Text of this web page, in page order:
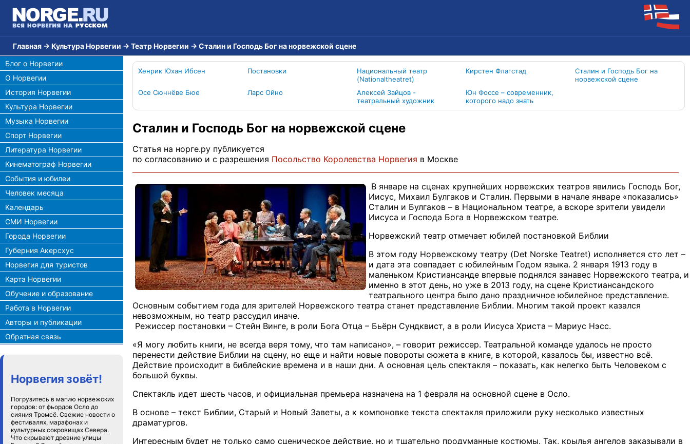
Главная → Культура Норвегии → Театр Норвегии → Сталин и Господь Бог на норвежской сцене
Блог о Норвегии
О Норвегии
История Норвегии
Культура Норвегии
Музыка Норвегии
Спорт Норвегии
Литература Норвегии
Кинематограф Норвегии
События и юбилеи
Человек месяца
Календарь
СМИ Норвегии
Города Норвегии
Губерния Акерсхус
Норвегия для туристов
Карта Норвегии
Обучение и образование
Работа в Норвегии
Авторы и публикации
Обратная связь
Норвегия зовёт!
Погрузитесь в магию норвежских
городов: от фьордов Осло до
сияния Тромсё. Свежие новости о
фестивалях, марафонах и
культурных сокровищах Севера.
Что скрывают древние улицы
Хенрик Юхан Ибсен Постановки
Национальный театр
(Nationaltheatret)
Кирстен Флагстад
Сталин и Господь Бог на
норвежской сцене
Осе Сюннёве Бюе
Ларс Ойно
Алексей Зайцов -
театральный художник
Юн Фоссе – современник,
которого надо знать
Сталин и Господь Бог на норвежской сцене
Статья на норге.ру публикуется
по согласованию и с разрешения Посольство Королевства Норвегия в Москве
В январе на сценах крупнейших норвежских театров явились Господь Бог,
Иисус, Михаил Булгаков и Сталин. Первыми в начале январе «показались»
Сталин и Булгаков – в Национальном театре, а вскоре зрители увидели
Иисуса и Господа Бога в Норвежском театре.
Норвежский театр отмечает юбилей постановкой Библии
В этом году Норвежскому театру (Det Norske Teatret) исполняется сто лет –
и дата эта совпадает с юбилейным Годом языка. 2 января 1913 году в
маленьком Кристиансанде впервые поднялся занавес Норвежского театра, и
именно в этот день, но уже в 2013 году, на сцене Кристиансандского
театрального центра было дано праздничное юбилейное представление.
Основным событием года для зрителей Норвежского театра станет представление Библии. Многим такой проект казался
невозможным, но театр рассудил иначе.
Режиссер постановки – Стейн Винге, в роли Бога Отца – Бьёрн Сундквист, а в роли Иисуса Христа – Мариус Нэсс.
«Я могу любить книги, не всегда веря тому, что там написано», – говорит режиссер. Театральной команде удалось не просто
перенести действие Библии на сцену, но еще и найти новые повороты сюжета в книге, в которой, казалось бы, известно всё.
Действие происходит в библейские времена и в наши дни. А основная цель спектакля – показать, как нелегко быть Человеком с
большой буквы.
Спектакль идет шесть часов, и официальная премьера назначена на 1 февраля на основной сцене в Осло.
В основе – текст Библии, Старый и Новый Заветы, а к компоновке текста спектакля приложили руку несколько известных
драматургов.
Интересным будет не только само сценическое действие, но и тщательно продуманные костюмы. Так, крылья ангелов заказывали в